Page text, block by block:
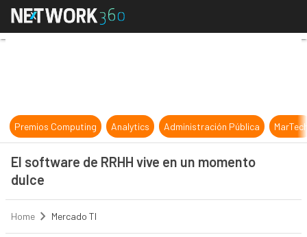
El software de RRHH vive en un
Premios Computing Analytics Administración Pública
El software de RRHH vive en un momento
dulce
Home Mercado TI